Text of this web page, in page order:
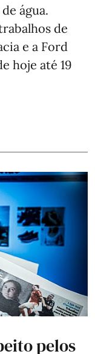
água.
de
e a Ford
hoje até 19
pelos